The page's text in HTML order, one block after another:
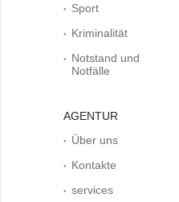
Sport
Kriminalität
Notstand und
Notfälle
AGENTUR
Über uns
Kontakte
services